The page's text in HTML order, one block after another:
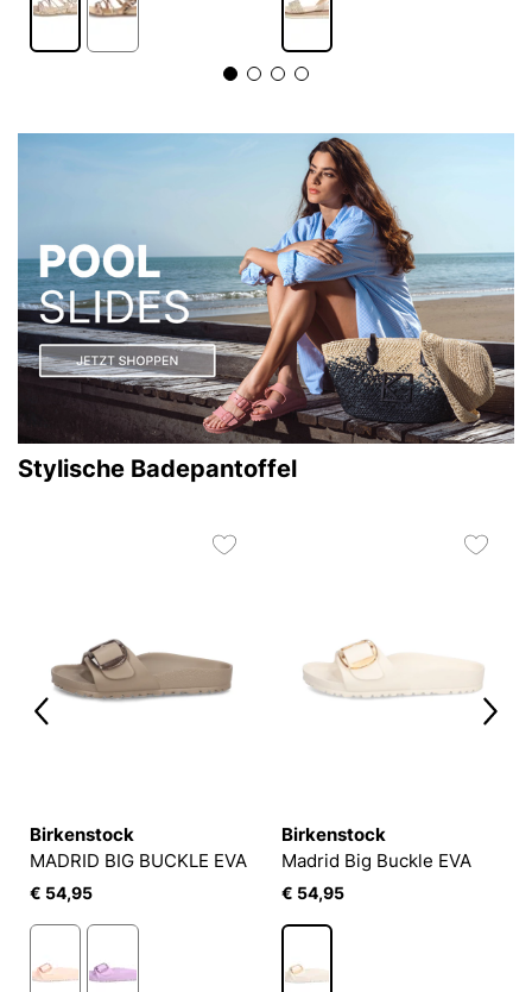
Stylische Badepantoffel
Birkenstock
MADRID BIG BUCKLE EVA
€ 54,95
Birkenstock
Madrid Big Buckle EVA
€ 54,95